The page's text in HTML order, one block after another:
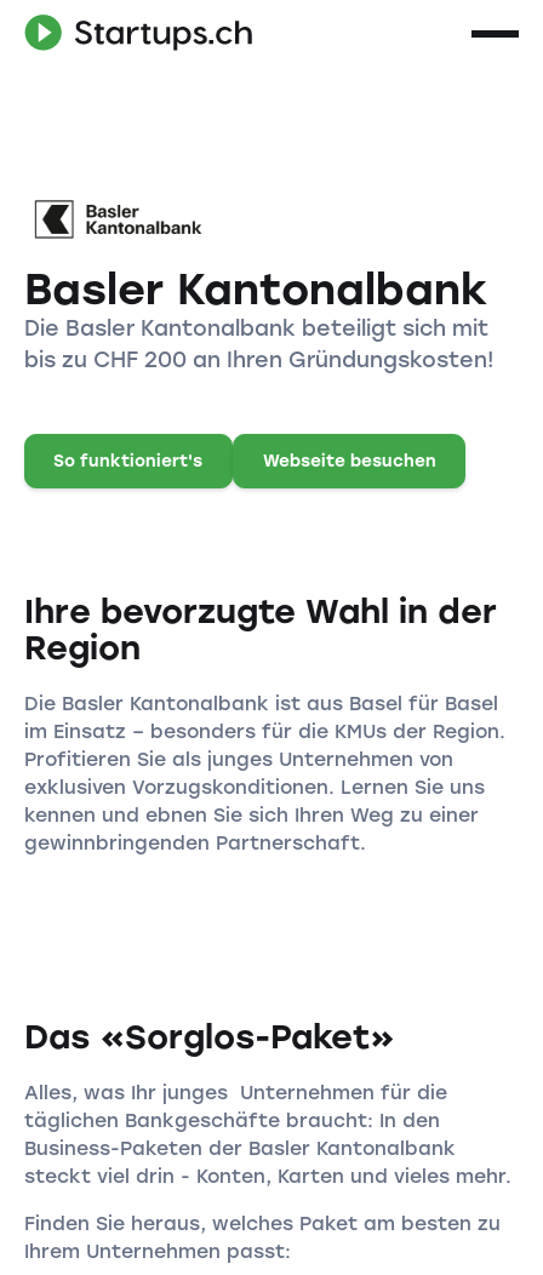
Basler Kantonalbank
Die Basler Kantonalbank beteiligt sich mit
bis zu CHF 200 an Ihren Gründungskosten!
So funktioniert's Webseite besuchen
Ihre bevorzugte Wahl in der
Region
Die Basler Kantonalbank ist aus Basel für Basel
im Einsatz – besonders für die KMUs der Region.
Profitieren Sie als junges Unternehmen von
exklusiven Vorzugskonditionen. Lernen Sie uns
kennen und ebnen Sie sich Ihren Weg zu einer
gewinnbringenden Partnerschaft.
Das «Sorglos-Paket»
Alles, was Ihr junges Unternehmen für die
täglichen Bankgeschäfte braucht: In den
Business-Paketen der Basler Kantonalbank
steckt viel drin - Konten, Karten und vieles mehr.
Finden Sie heraus, welches Paket am besten zu
Ihrem Unternehmen passt: